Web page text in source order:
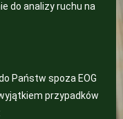
do analizy ruchu na
Państw spoza EOG
przypadków